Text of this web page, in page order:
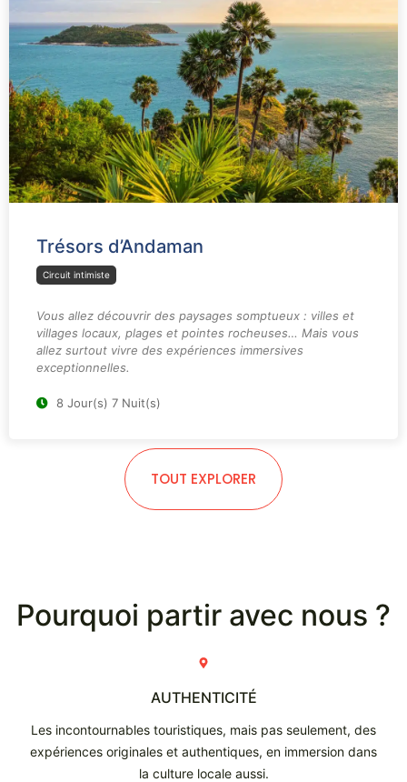
Trésors d’Andaman
Circuit intimiste
Vous allez découvrir des paysages somptueux : villes et
villages locaux, plages et pointes rocheuses… Mais vous
allez surtout vivre des expériences immersives
exceptionnelles.
8 Jour(s) 7 Nuit(s)
TOUT EXPLORER
Pourquoi partir avec nous ?
AUTHENTICITÉ
Les incontournables touristiques, mais pas seulement, des
expériences originales et authentiques, en immersion dans
la culture locale aussi.